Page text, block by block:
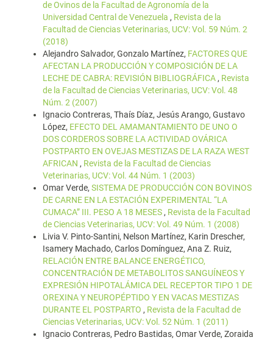
de Ovinos de la Facultad de Agronomía de la
Universidad Central de Venezuela , Revista de la
Facultad de Ciencias Veterinarias, UCV: Vol. 59 Núm. 2
(2018)
Alejandro Salvador, Gonzalo Martínez, FACTORES QUE
AFECTAN LA PRODUCCIÓN Y COMPOSICIÓN DE LA
LECHE DE CABRA: REVISIÓN BIBLIOGRÁFICA , Revista
de la Facultad de Ciencias Veterinarias, UCV: Vol. 48
Núm. 2 (2007)
Ignacio Contreras, Thaís Díaz, Jesús Arango, Gustavo
López, EFECTO DEL AMAMANTAMIENTO DE UNO O
DOS CORDEROS SOBRE LA ACTIVIDAD OVÁRICA
POSTPARTO EN OVEJAS MESTIZAS DE LA RAZA WEST
AFRICAN , Revista de la Facultad de Ciencias
Veterinarias, UCV: Vol. 44 Núm. 1 (2003)
Omar Verde, SISTEMA DE PRODUCCIÓN CON BOVINOS
DE CARNE EN LA ESTACIÓN EXPERIMENTAL “LA
CUMACA” III. PESO A 18 MESES , Revista de la Facultad
de Ciencias Veterinarias, UCV: Vol. 49 Núm. 1 (2008)
Livia V. Pinto-Santini, Nelson Martínez, Karin Drescher,
Isamery Machado, Carlos Domínguez, Ana Z. Ruiz,
RELACIÓN ENTRE BALANCE ENERGÉTICO,
CONCENTRACIÓN DE METABOLITOS SANGUÍNEOS Y
EXPRESIÓN HIPOTALÁMICA DEL RECEPTOR TIPO 1 DE
OREXINA Y NEUROPÉPTIDO Y EN VACAS MESTIZAS
DURANTE EL POSTPARTO , Revista de la Facultad de
Ciencias Veterinarias, UCV: Vol. 52 Núm. 1 (2011)
Ignacio Contreras, Pedro Bastidas, Omar Verde, Zoraida